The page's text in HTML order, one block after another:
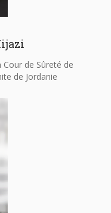
de Sûreté de
de Jordanie